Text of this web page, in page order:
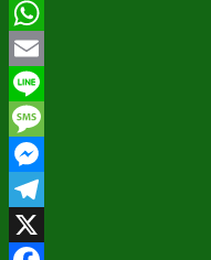
Pinterest
WhatsApp
Email
Line
Message
Messenger
Telegram